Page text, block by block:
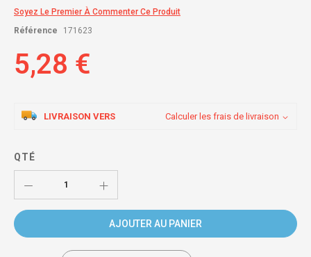
beginning
of
images
gallery
Soyez Le Premier À Commenter Ce Produit
Référence
171623
5,28 €
LIVRAISON VERS Calculer les frais de livraison
QTÉ
AJOUTER AU PANIER